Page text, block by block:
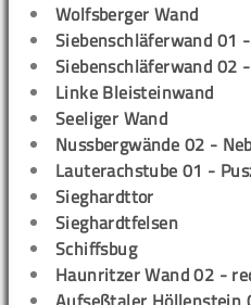
Wolfsberger Wand
Siebenschläferwand 01
Siebenschläferwand 02
Linke Bleisteinwand
Seeliger Wand
Nussbergwände 02 -
Lauterachstube 01 -
Sieghardttor
Sieghardtfelsen
Schiffsbug
Haunritzer Wand 02 -